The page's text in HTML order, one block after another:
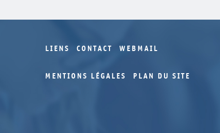
LIENS CONTACT WEBMAIL
MENTIONS LÉGALES PLAN DU SITE